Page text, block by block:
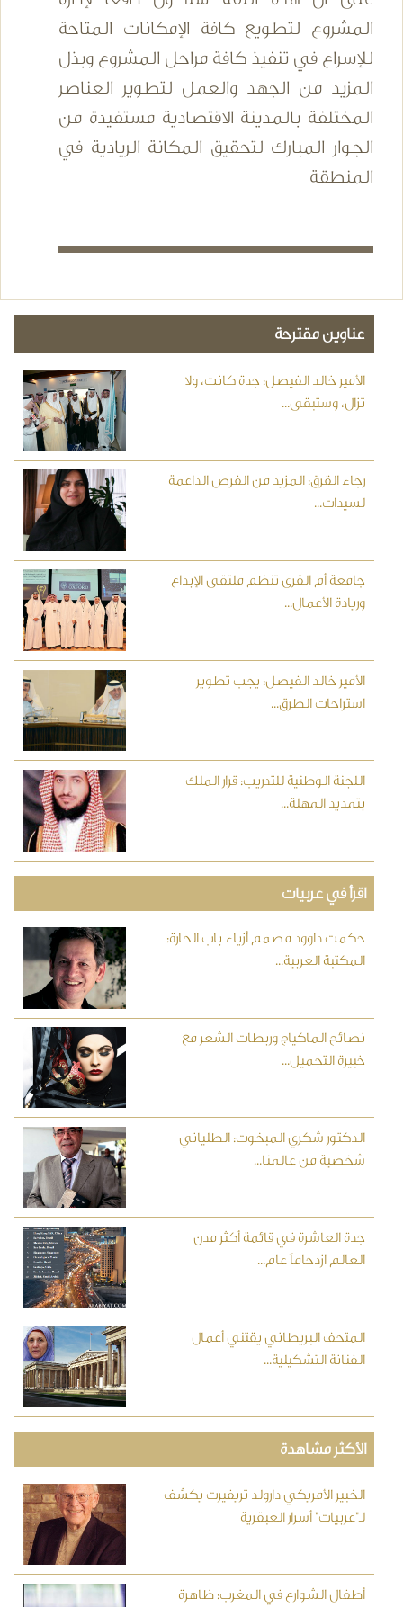
المشروع لتطويع كافة الإمكانات المتاحة
للإسراع في تنفيذ كافة مراحل المشروع وبذل
المزيد من الجهد والعمل لتطوير العناصر
المختلفة بالمدينة الاقتصادية مستفيدة من
الجوار المبارك لتحقيق المكانة الريادية في
المنطقة
عناوين مقترحة
الأمير خالد الفيصل: جدة كانت، ولا
تزال، وستبقى...
رجاء القرق: المزيد من الفرص الداعمة
لسيدات...
جامعة أم القرى تنظم ملتقى الإبداع
وريادة الأعمال...
الأمير خالد الفيصل: يجب تطوير
استراحات الطرق...
اللجنة الوطنية للتدريب: قرار الملك
بتمديد المهلة...
اقرأ في عربيات
حكمت داوود مصمم أزياء باب الحارة:
المكتبة العربية...
نصائح الماكياج وربطات الشعر مع
خبيرة التجميل...
الدكتور شكري المبخوت: الطلياني
شخصية من عالمنا...
جدة العاشرة في قائمة أكثر مدن
العالم ازدحاماً عام...
المتحف البريطاني يقتني أعمال
الفنانة التشكيلية...
الأكثر مشاهدة
الخبير الأمريكي دارولد تريفيرت يكشف
لـ"عربيات" أسرار العبقرية
أطفال الشوارع في المغرب: ظاهرة